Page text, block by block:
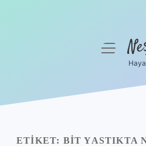
Yasal Uyarı
menüyü
ETIKET: BIT YASTIKTA